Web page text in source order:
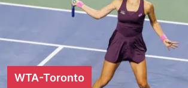
WTA-Toronto